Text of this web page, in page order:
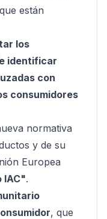
están
los
identificar
con
consumidores
normativa
y de su
Europea
IAC".
, que